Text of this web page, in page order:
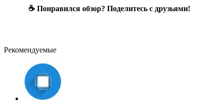
☕ Понравился обзор? Поделитесь с друзьями!
Рекомендуемые